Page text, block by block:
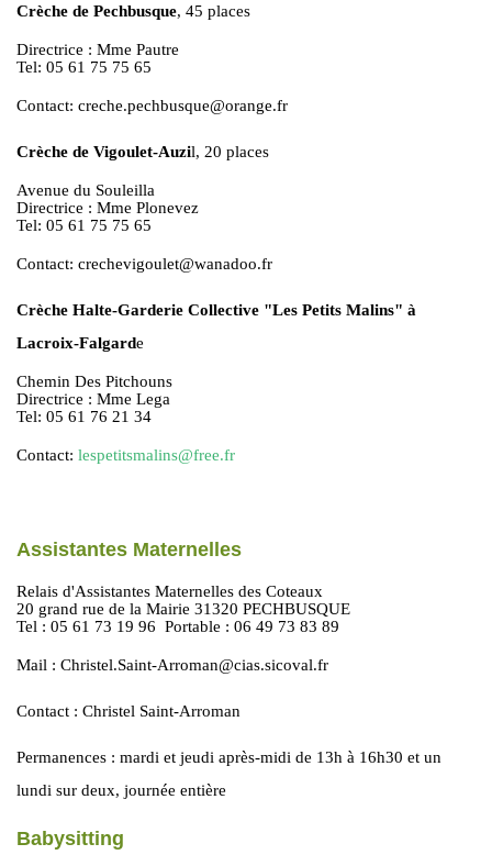
Crèche de Pechbusque, 45 places
Directrice : Mme Pautre
Tel: 05 61 75 75 65
Contact: creche.pechbusque@orange.fr
Crèche de Vigoulet-Auzil, 20 places
Avenue du Souleilla
Directrice : Mme Plonevez
Tel: 05 61 75 75 65
Contact: crechevigoulet@wanadoo.fr
Crèche Halte-Garderie Collective "Les Petits Malins" à
Lacroix-Falgarde
Chemin Des Pitchouns
Directrice : Mme Lega
Tel: 05 61 76 21 34
Contact: lespetitsmalins@free.fr
Assistantes Maternelles
Relais d'Assistantes Maternelles des Coteaux
20 grand rue de la Mairie 31320 PECHBUSQUE
Tel : 05 61 73 19 96 Portable : 06 49 73 83 89
Mail : Christel.Saint-Arroman@cias.sicoval.fr
Contact : Christel Saint-Arroman
Permanences : mardi et jeudi après-midi de 13h à 16h30 et un
lundi sur deux, journée entière
Babysitting